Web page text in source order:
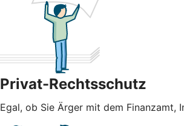
Privat-Rechtsschutz
Egal, ob Sie Ärger mit dem Finanzamt,